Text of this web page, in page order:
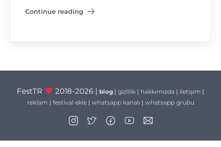
Continue reading
"Agora Fest"
FestTR 2018-2026 | blog| gizlilik| hakkımızda | iletişim |
reklam | festival ekle| whatsapp kanalı | whatsapp grubu